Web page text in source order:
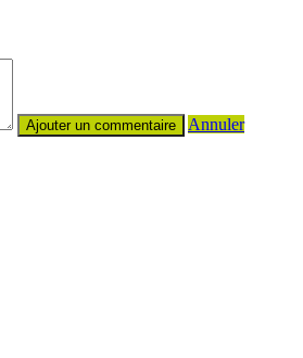
Annuler